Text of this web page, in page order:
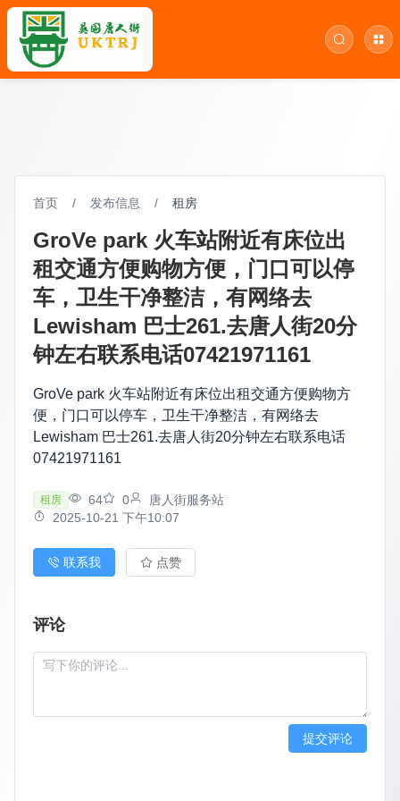
首页 / 发布信息 / 租房
GroVe park 火车站附近有床位出
租交通方便购物方便，门口可以停
车，卫生干净整洁，有网络去
Lewisham 巴士261.去唐人街20分
钟左右联系电话07421971161
GroVe park 火车站附近有床位出租交通方便购物方
便，门口可以停车，卫生干净整洁，有网络去
Lewisham 巴士261.去唐人街20分钟左右联系电话
07421971161
租房 64 0
唐人街服务站
2025-10-21 下午10:07
联系我 点赞
评论
提交评论